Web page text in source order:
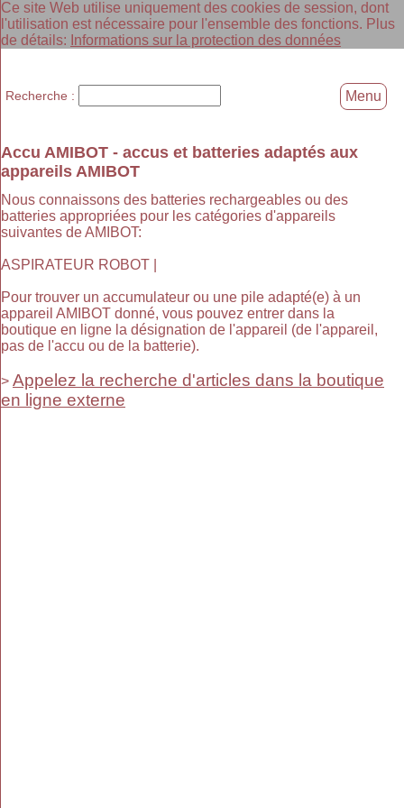
Ce site Web utilise uniquement des cookies de session, dont
l'utilisation est nécessaire pour l'ensemble des fonctions. Plus
de détails: Informations sur la protection des données
Accu AMIBOT - accus et batteries adaptés aux
appareils AMIBOT
Nous connaissons des batteries rechargeables ou des
batteries appropriées pour les catégories d'appareils
suivantes de AMIBOT:
ASPIRATEUR ROBOT |
Pour trouver un accumulateur ou une pile adapté(e) à un
appareil AMIBOT donné, vous pouvez entrer dans la
boutique en ligne la désignation de l'appareil (de l'appareil,
pas de l'accu ou de la batterie).
> Appelez la recherche d'articles dans la boutique
en ligne externe
Recherche : Menu